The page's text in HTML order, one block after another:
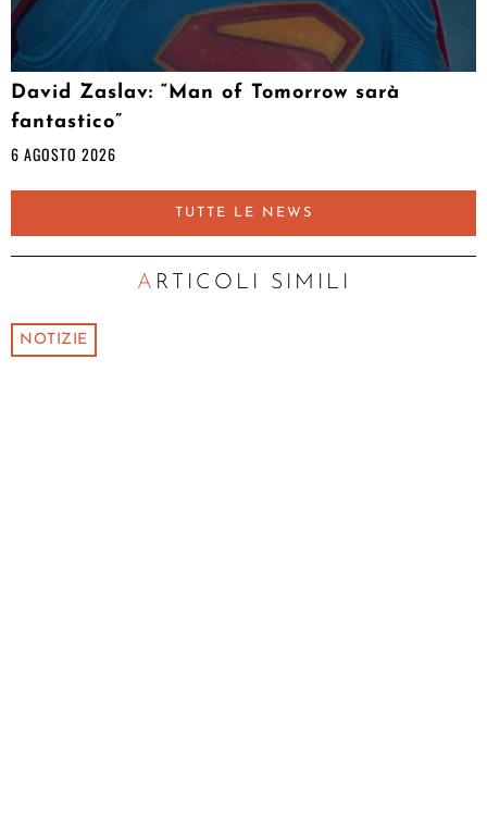
David Zaslav: “Man of Tomorrow sarà
fantastico”
6 AGOSTO 2026
TUTTE LE NEWS
ARTICOLI SIMILI
NOTIZIE